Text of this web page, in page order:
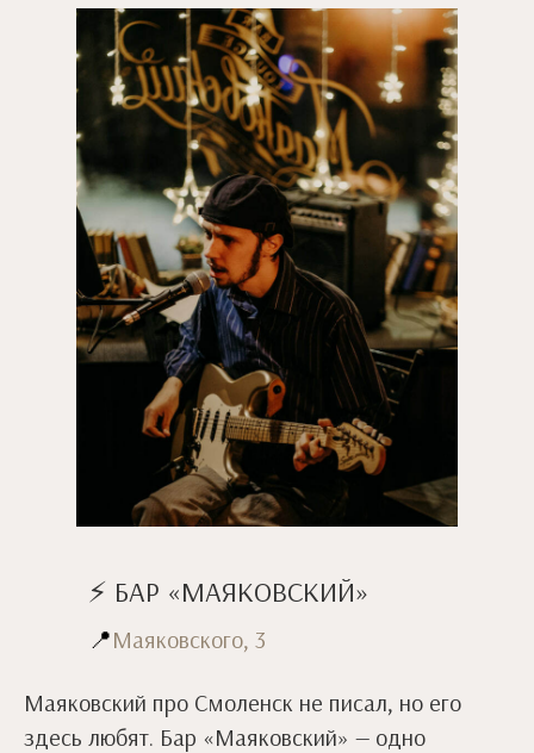
⚡ БАР «МАЯКОВСКИЙ»
📍Маяковского, 3
Маяковский про Смоленск не писал, но его
здесь любят. Бар «Маяковский» — одно